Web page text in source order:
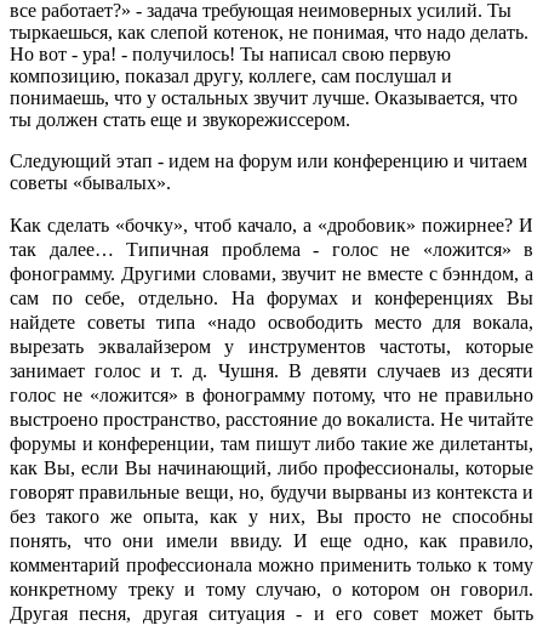
все работает?» - задача требующая неимоверных усилий. Ты
тыркаешься, как слепой котенок, не понимая, что надо делать.
Но вот - ура! - получилось! Ты написал свою первую
композицию, показал другу, коллеге, сам послушал и
понимаешь, что у остальных звучит лучше. Оказывается, что
ты должен стать еще и звукорежиссером.
Следующий этап - идем на форум или конференцию и читаем
советы «бывалых».
Как сделать «бочку», чтоб качало, а «дробовик» пожирнее? И
так далее… Типичная проблема - голос не «ложится» в
фонограмму. Другими словами, звучит не вместе с бэнндом, а
сам по себе, отдельно. На форумах и конференциях Вы
найдете советы типа «надо освободить место для вокала,
вырезать эквалайзером у инструментов частоты, которые
занимает голос и т. д. Чушня. В девяти случаев из десяти
голос не «ложится» в фонограмму потому, что не правильно
выстроено пространство, расстояние до вокалиста. Не читайте
форумы и конференции, там пишут либо такие же дилетанты,
как Вы, если Вы начинающий, либо профессионалы, которые
говорят правильные вещи, но, будучи вырваны из контекста и
без такого же опыта, как у них, Вы просто не способны
понять, что они имели ввиду. И еще одно, как правило,
комментарий профессионала можно применить только к тому
конкретному треку и тому случаю, о котором он говорил.
Другая песня, другая ситуация - и его совет может быть